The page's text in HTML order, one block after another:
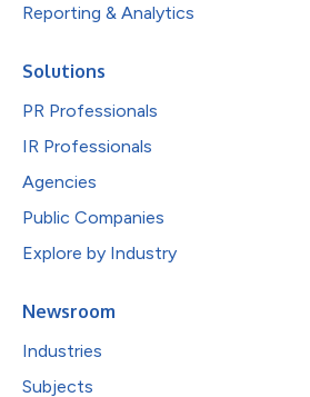
Reporting & Analytics
Solutions
PR Professionals
IR Professionals
Agencies
Public Companies
Explore by Industry
Newsroom
Industries
Subjects